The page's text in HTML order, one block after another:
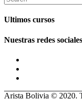
Ultimos cursos
Nuestras redes sociales
Arista Bolivia © 2020.